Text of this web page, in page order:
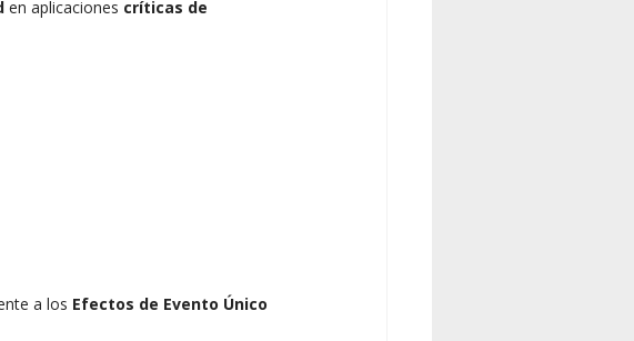
en aplicaciones críticas de
a los Efectos de Evento Único